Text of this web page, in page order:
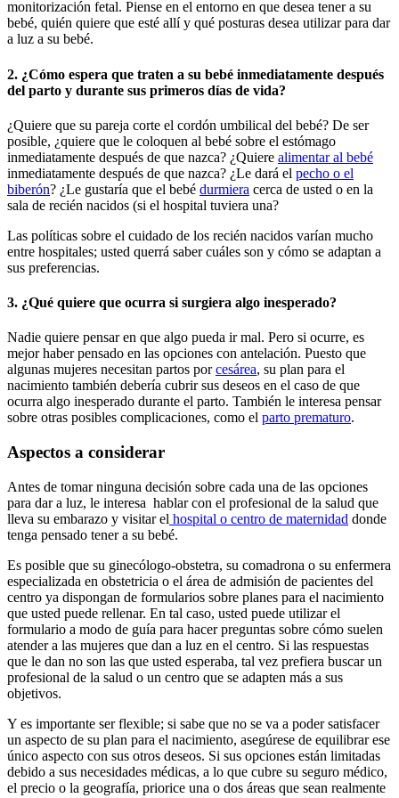
monitorización fetal. Piense en el entorno en que desea tener a su
bebé, quién quiere que esté allí y qué posturas desea utilizar para dar
a luz a su bebé.
2. ¿Cómo espera que traten a su bebé inmediatamente después
del parto y durante sus primeros días de vida?
¿Quiere que su pareja corte el cordón umbilical del bebé? De ser
posible, ¿quiere que le coloquen al bebé sobre el estómago
inmediatamente después de que nazca? ¿Quiere alimentar al bebé
inmediatamente después de que nazca? ¿Le dará el pecho o el
biberón? ¿Le gustaría que el bebé durmiera cerca de usted o en la
sala de recién nacidos (si el hospital tuviera una?
Las políticas sobre el cuidado de los recién nacidos varían mucho
entre hospitales; usted querrá saber cuáles son y cómo se adaptan a
sus preferencias.
3. ¿Qué quiere que ocurra si surgiera algo inesperado?
Nadie quiere pensar en que algo pueda ir mal. Pero si ocurre, es
mejor haber pensado en las opciones con antelación. Puesto que
algunas mujeres necesitan partos porcesárea, su plan para el
nacimiento también debería cubrir sus deseos en el caso de que
ocurra algo inesperado durante el parto. También le interesa pensar
sobre otras posibles complicaciones, como el parto prematuro.
Aspectos a considerar
Antes de tomar ninguna decisión sobre cada una de las opciones
para dar a luz, le interesa hablar con el profesional de la salud que
lleva su embarazo y visitar el hospital o centro de maternidad donde
tenga pensado tener a su bebé.
Es posible que su ginecólogo-obstetra, su comadrona o su enfermera
especializada en obstetricia o el área de admisión de pacientes del
centro ya dispongan de formularios sobre planes para el nacimiento
que usted puede rellenar. En tal caso, usted puede utilizar el
formulario a modo de guía para hacer preguntas sobre cómo suelen
atender a las mujeres que dan a luz en el centro. Si las respuestas
que le dan no son las que usted esperaba, tal vez prefiera buscar un
profesional de la salud o un centro que se adapten más a sus
objetivos.
Y es importante ser flexible; si sabe que no se va a poder satisfacer
un aspecto de su plan para el nacimiento, asegúrese de equilibrar ese
único aspecto con sus otros deseos. Si sus opciones están limitadas
debido a sus necesidades médicas, a lo que cubre su seguro médico,
el precio o la geografía, priorice una o dos áreas que sean realmente